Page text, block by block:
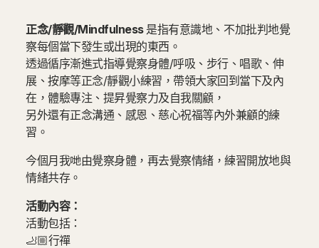
正念/靜觀/Mindfulness 是指有意識地、不加批判地覺
察每個當下發生或出現的東西。
透過循序漸進式指導覺察身體/呼吸、步行、唱歌、伸
展、按摩等正念/靜觀小練習，帶領大家回到當下及內
在，體驗專注、提昇覺察力及自我關顧，
另外還有正念溝通、感恩、慈心祝福等內外兼顧的練
習。
今個月我哋由覺察身體，再去覺察情緒，練習開放地與
情緒共存。
活動內容：
活動包括：
🦶🏼行禪